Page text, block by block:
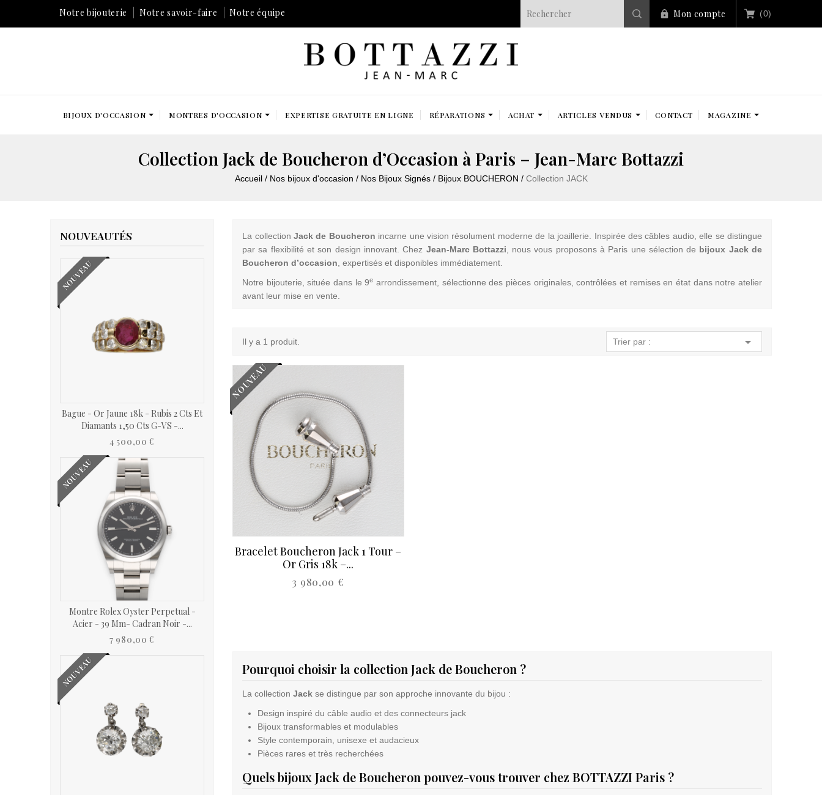
Notre bijouterie Notre savoir-faire Notre équipe Mon compte (0)
BIJOUX D'OCCASION MONTRES D'OCCASION EXPERTISE GRATUITE EN LIGNE RÉPARATIONS ACHAT ARTICLES VENDUS CONTACT MAGAZINE
Collection Jack de Boucheron d’Occasion à Paris – Jean-Marc Bottazzi
Accueil Nos bijoux d'occasion Nos Bijoux Signés Bijoux BOUCHERON Collection JACK
NOUVEAUTÉS
NOUVEAU
Bague - Or Jaune 18k - Rubis 2 Cts Et
Diamants 1,50 Cts G-VS -...
4 500,00 €
NOUVEAU
Montre Rolex Oyster Perpetual -
Acier - 39 Mm- Cadran Noir -...
7 980,00 €
NOUVEAU
La collectionJack de Boucheron incarne une vision résolument moderne de la joaillerie. Inspirée des câbles audio, elle se distingue
par sa flexibilité et son design innovant. Chez Jean-Marc Bottazzi, nous vous proposons à Paris une sélection de bijoux Jack de
Boucheron d’occasion, expertisés et disponibles immédiatement.
Notre bijouterie, située dans le 9e arrondissement, sélectionne des pièces originales, contrôlées et remises en état dans notre atelier
avant leur mise en vente.
Il y a 1 produit. Trier par : 
NOUVEAU
Bracelet Boucheron Jack 1 Tour –
Or Gris 18k –...
Price
3 980,00 €
Pourquoi choisir la collection Jack de Boucheron ?
La collectionJack se distingue par son approche innovante du bijou :
Design inspiré du câble audio et des connecteurs jack
Bijoux transformables et modulables
Style contemporain, unisexe et audacieux
Pièces rares et très recherchées
Quels bijoux Jack de Boucheron pouvez-vous trouver chez BOTTAZZI Paris ?